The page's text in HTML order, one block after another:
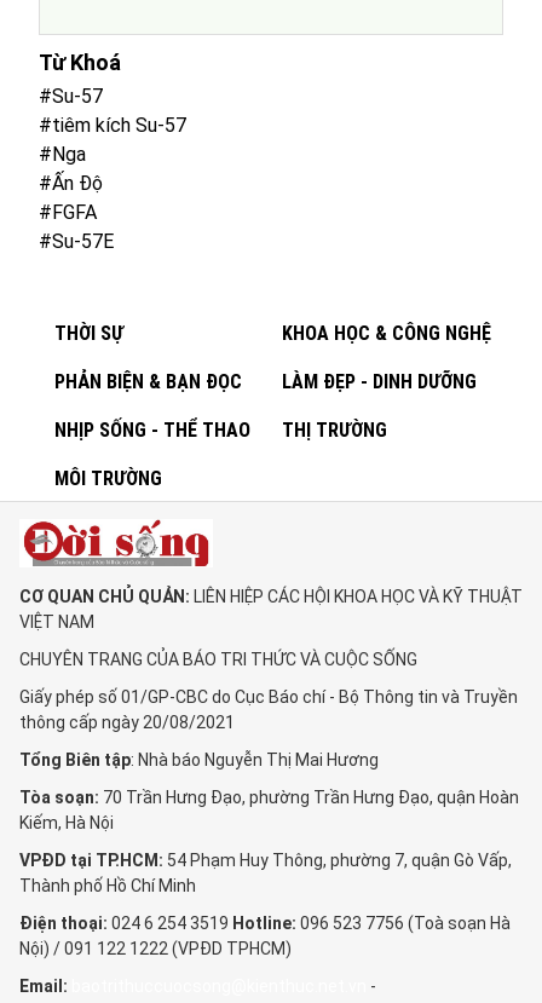
Từ Khoá
#Su-57
#tiêm kích Su-57
#Nga
#Ấn Độ
#FGFA
#Su-57E
THỜI SỰ KHOA HỌC & CÔNG NGHỆ
PHẢN BIỆN & BẠN ĐỌC LÀM ĐẸP - DINH DƯỠNG
NHỊP SỐNG - THỂ THAO THỊ TRƯỜNG
MÔI TRƯỜNG
CƠ QUAN CHỦ QUẢN: LIÊN HIỆP CÁC HỘI KHOA HỌC VÀ KỸ THUẬT
VIỆT NAM
CHUYÊN TRANG CỦA BÁO TRI THỨC VÀ CUỘC SỐNG
Giấy phép số 01/GP-CBC do Cục Báo chí - Bộ Thông tin và Truyền
thông cấp ngày 20/08/2021
Tổng Biên tập: Nhà báo Nguyễn Thị Mai Hương
Tòa soạn: 70 Trần Hưng Đạo, phường Trần Hưng Đạo, quận Hoàn
Kiếm, Hà Nội
VPĐD tại TP.HCM: 54 Phạm Huy Thông, phường 7, quận Gò Vấp,
Thành phố Hồ Chí Minh
Điện thoại: 024 6 254 3519 Hotline: 096 523 7756 (Toà soạn Hà
Nội) / 091 122 1222 (VPĐD TPHCM)
Email:
-